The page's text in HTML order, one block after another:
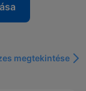
megtekintése